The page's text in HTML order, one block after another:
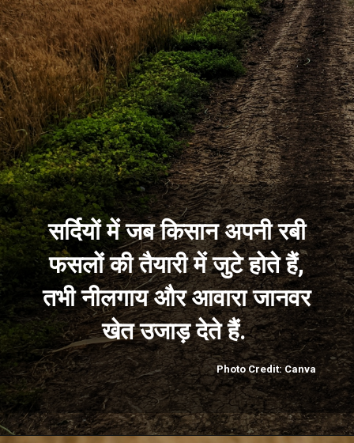
सर्दियों में जब किसान अपनी रबी
फसलों की तैयारी में जुटे होते हैं,
तभी नीलगाय और आवारा जानवर
खेत उजाड़ देते हैं.
Photo Credit: Canva